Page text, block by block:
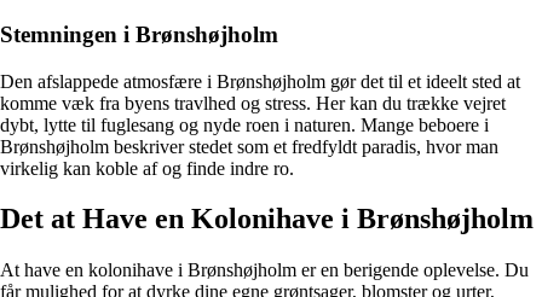
Stemningen i Brønshøjholm
Den afslappede atmosfære i Brønshøjholm gør det til et ideelt sted at
komme væk fra byens travlhed og stress. Her kan du trække vejret
dybt, lytte til fuglesang og nyde roen i naturen. Mange beboere i
Brønshøjholm beskriver stedet som et fredfyldt paradis, hvor man
virkelig kan koble af og finde indre ro.
Det at Have en Kolonihave i Brønshøjholm
At have en kolonihave i Brønshøjholm er en berigende oplevelse. Du
får mulighed for at dyrke dine egne grøntsager, blomster og urter,